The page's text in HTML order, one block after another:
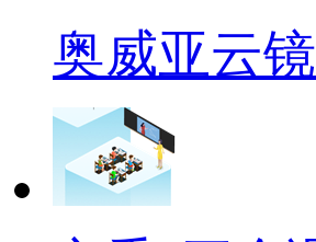
奥威亚云